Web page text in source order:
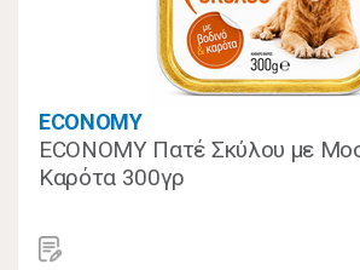
ECONOMY
ECONOMY Πατέ Σκύλου με
Καρότα 300γρ